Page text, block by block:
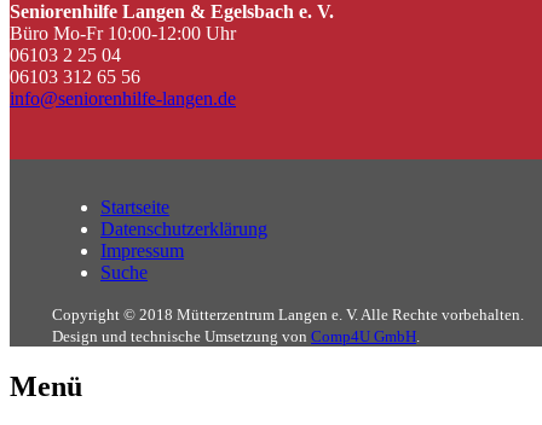
Seniorenhilfe Langen & Egelsbach e. V.
Büro Mo-Fr 10:00-12:00 Uhr
06103 2 25 04
06103 312 65 56
info@seniorenhilfe-langen.de
Startseite
Datenschutzerklärung
Impressum
Suche
Copyright © 2018 Mütterzentrum Langen e. V. Alle Rechte vorbehalten.
Design und technische Umsetzung von Comp4U GmbH.
Menü